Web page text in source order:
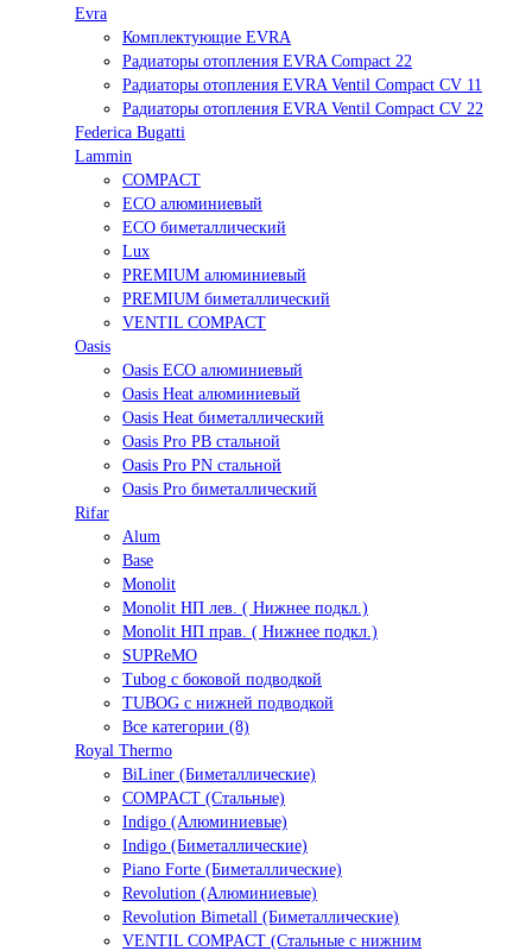
Evra
Комплектующие EVRA
Радиаторы отопления EVRA Compact 22
Радиаторы отопления EVRA Ventil Compact CV 11
Радиаторы отопления EVRA Ventil Compact CV 22
Federica Bugatti
Lammin
COMPACT
ECO алюминиевый
ECO биметаллический
Lux
PREMIUM алюминиевый
PREMIUM биметаллический
VENTIL COMPACT
Oasis
Oasis ECO алюминиевый
Oasis Heat алюминиевый
Oasis Heat биметаллический
Oasis Pro PB стальной
Oasis Pro PN стальной
Oasis Pro биметаллический
Rifar
Alum
Base
Monolit
Monolit НП лев. ( Нижнее подкл.)
Monolit НП прав. ( Нижнее подкл.)
SUPReMO
Tubog с боковой подводкой
TUBOG с нижней подводкой
Все категории (8)
Royal Thermo
BiLiner (Биметаллические)
COMPACT (Стальные)
Indigo (Алюминиевые)
Indigo (Биметаллические)
Piano Forte (Биметаллические)
Revolution (Алюминиевые)
Revolution Bimetall (Биметаллические)
VENTIL COMPACT (Стальные с нижним